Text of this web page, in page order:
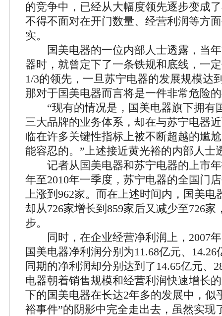
的竞争中，已经从大幅度领先逐步变成
不得不面对在开门数量、经营利润等方
实。
国美电器的一位内部人士透露，当年
器时，就曾定下了一条铁规和底线，一
1/3的领先，一旦苏宁电器的发展规模达
那对于国美电器而言将是一件非常危险
“现有的情况是，国美电器旗下拥有
三大品牌的业务体系，却在与苏宁电器
临在许多关键性指标上被不断超越的尴
能容忍的。”上述接近黄光裕的内部人士
记者从国美电器和苏宁电器的上市年
年至2010年一季度，苏宁电器的全国门
上涨到962家。而在上述时间内，国美电
却从726家增长到859家后又减少至726家
步。
同时，在企业经营净利润上，2007年
国美电器净利润分别为11.68亿元、
同期的净利润却分别达到了14.65亿元、
电器朝着销售规模和经营利润快速增长
下的国美电器在长达2年多的发展中，似
裕事件”的阴影中完全走出去，虽然实现